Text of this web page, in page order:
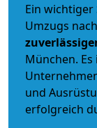
Ein
Umzugs
München.
und
erfolgreich